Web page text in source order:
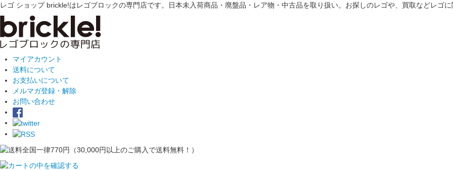
レゴ ショップ brickle!はレゴブロックの専門店です。日本未入荷商品・廃盤品・レア物・中古品を取り扱い。お探しのレゴや、買取などレゴ
マイアカウント
送料について
お支払いについて
メルマガ登録・解除
お問い合わせ